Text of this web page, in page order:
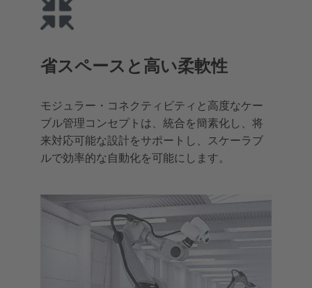
省スペースと高い柔軟性
モジュラー・コネクティビティと高度なケー
ブル管理コンセプトは、統合を簡素化し、将
来対応可能な設計をサポートし、スケーラブ
ルで効率的な自動化を可能にします。